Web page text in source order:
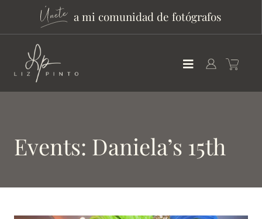
a mi comunidad de fotógrafos
Events: Daniela’s 15th